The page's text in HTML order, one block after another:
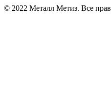
© 2022 Металл Метиз. Все